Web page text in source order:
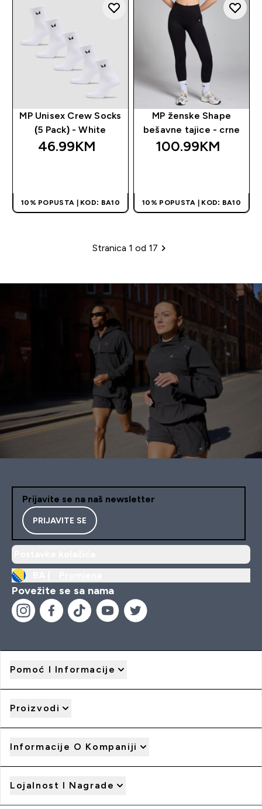
MP Unisex Crew Socks
(5 Pack) - White
46.99KM‎
10% POPUSTA | KOD: BA10
MP ženske Shape
bešavne tajice - crne
100.99KM‎
10% POPUSTA | KOD: BA10
Paginacija
Stranica 1 od 17
Prijavite se na naš newsletter
PRIJAVITE SE
Povežite se sa nama
Pomoć I Informacije
Proizvodi
Informacije O Kompaniji
Lojalnost I Nagrade